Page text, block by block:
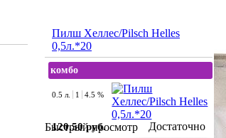
Пилш Хеллес/Pilsch Helles
0,5л.*20
комбо
Быстрый просмотр
0.5 л. 1 4.5 %
120.50 руб. Достаточно